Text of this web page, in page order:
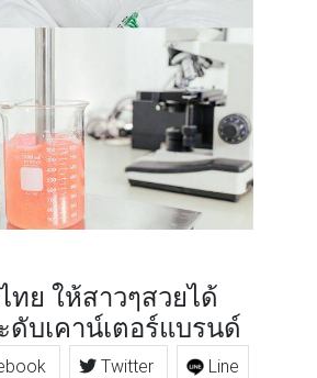
ทย ให้สาวๆสวยได้
บเคาน์เตอร์แบรนด์
Twitter
Line